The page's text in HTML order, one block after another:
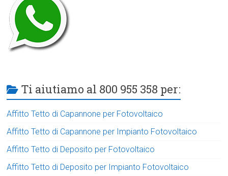
Ti aiutiamo al 800 955 358 per:
Affitto Tetto di Capannone per Fotovoltaico
Affitto Tetto di Capannone per Impianto Fotovoltaico
Affitto Tetto di Deposito per Fotovoltaico
Affitto Tetto di Deposito per Impianto Fotovoltaico